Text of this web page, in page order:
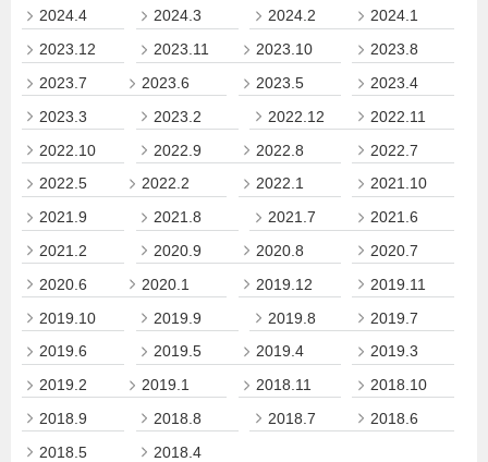
2024.4
2024.3 2024.2
2024.1
2023.12
2023.11 2023.10
2023.8
2023.7
2023.6 2023.5
2023.4
2023.3
2023.2 2022.12
2022.11
2022.10
2022.9 2022.8
2022.7
2022.5
2022.2 2022.1
2021.10
2021.9
2021.8 2021.7
2021.6
2021.2
2020.9 2020.8
2020.7
2020.6
2020.1 2019.12
2019.11
2019.10
2019.9 2019.8
2019.7
2019.6
2019.5 2019.4
2019.3
2019.2
2019.1 2018.11
2018.10
2018.9
2018.8 2018.7
2018.6
2018.5
2018.4